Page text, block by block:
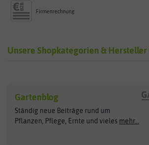
Firmenrechnung
Unsere Shopkategorien & Hersteller
Exotische Samen
Gemüsesamen
Gründünger
Arche Noah
ASB Greenworld
Clever
COMPO
Gartenblog
Ständig neue Beiträge rund um
Pflanzen, Pflege, Ernte und vieles mehr...